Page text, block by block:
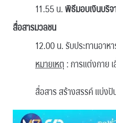
11.55 น.พิธีมอบเงินบริจ
สื่อสารมวลชน
12.00 น. รับประทานอาหา
หมายเหตุ: การแต่งกาย
สื่อสาร สร้างสรรค์ แบ่งปั